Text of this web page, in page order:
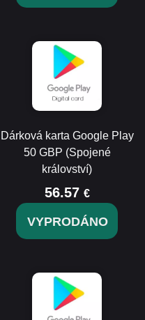
Dárková karta Google Play
50 GBP (Spojené
království)
56.57 €
VYPRODÁNO